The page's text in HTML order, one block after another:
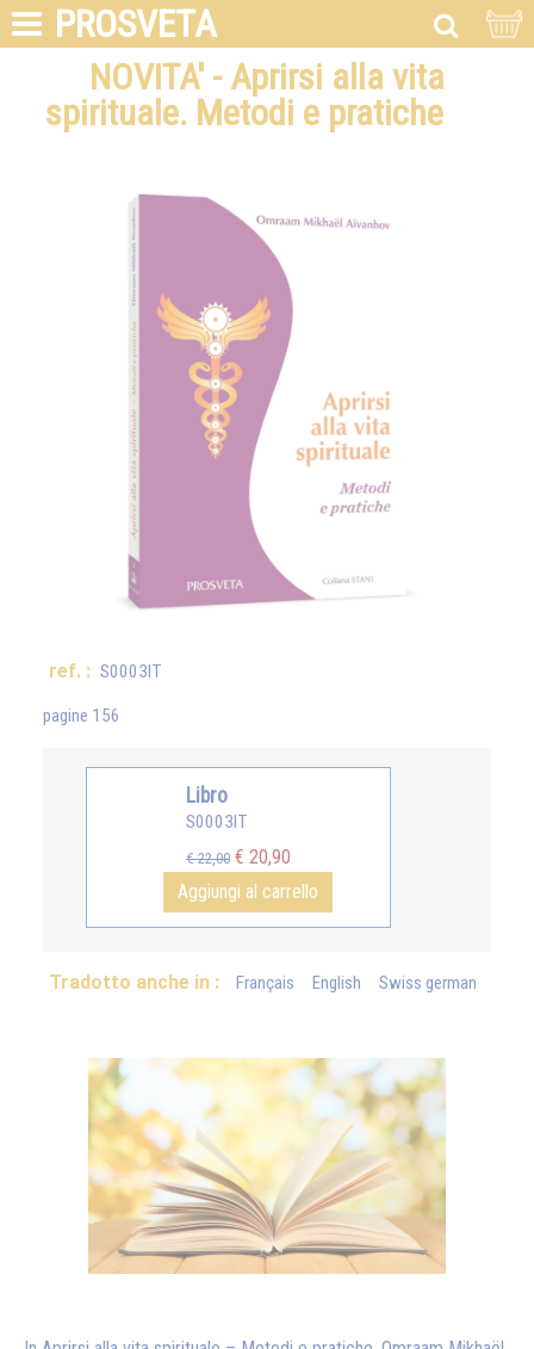
PROSVETA
NOVITA' - Aprirsi alla vita
spirituale. Metodi e pratiche
ref. : S0003IT
pagine 156
Libro
S0003IT
€ 22,00€ 20,90
Aggiungi al carrello
Tradotto anche in : Français English Swiss german